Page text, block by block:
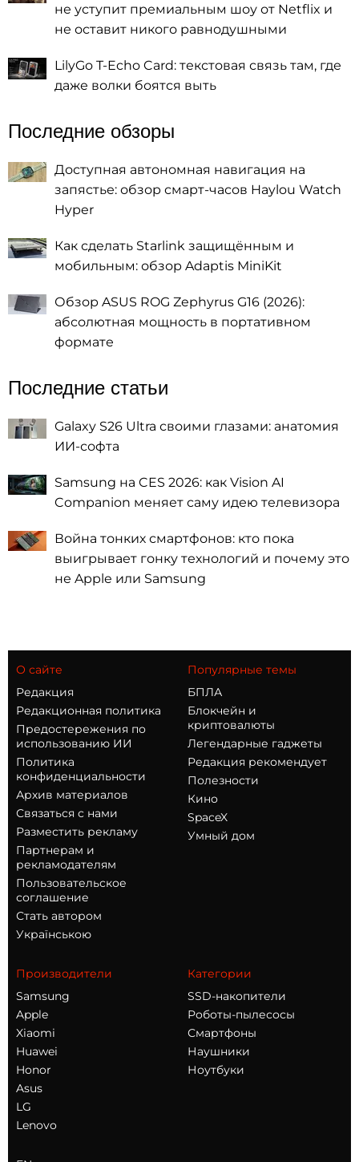
не уступит премиальным шоу от Netflix и
не оставит никого равнодушными
LilyGo T-Echo Card: текстовая связь там, где
даже волки боятся выть
Последние обзоры
Доступная автономная навигация на
запястье: обзор смарт-часов Haylou Watch
Hyper
Как сделать Starlink защищённым и
мобильным: обзор Adaptis MiniKit
Обзор ASUS ROG Zephyrus G16 (2026):
абсолютная мощность в портативном
формате
Последние статьи
Galaxy S26 Ultra своими глазами: анатомия
ИИ-софта
Samsung на CES 2026: как Vision AI
Companion меняет саму идею телевизора
Война тонких смартфонов: кто пока
выигрывает гонку технологий и почему это
не Apple или Samsung
О сайте
Редакция
Редакционная политика
Предостережения по
использованию ИИ
Политика
конфиденциальности
Архив материалов
Связаться с нами
Разместить рекламу
Партнерам и
рекламодателям
Пользовательское
соглашение
Стать автором
Українською
Популярные темы
БПЛА
Блокчейн и
криптовалюты
Легендарные гаджеты
Редакция рекомендует
Полезности
Кино
SpaceX
Умный дом
Производители
Samsung
Apple
Xiaomi
Huawei
Honor
Asus
LG
Lenovo
Категории
SSD-накопители
Роботы-пылесосы
Смартфоны
Наушники
Ноутбуки